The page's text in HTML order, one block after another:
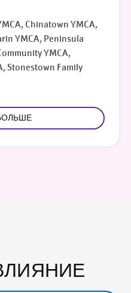
Chinatown YMCA,
YMCA, Peninsula
YMCA,
Stonestown Family